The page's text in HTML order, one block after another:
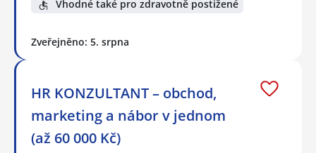
Vhodné také pro zdravotně postižené
Zveřejněno: 5. srpna
HR KONZULTANT – obchod,
marketing a nábor v jednom
(až 60 000 Kč)